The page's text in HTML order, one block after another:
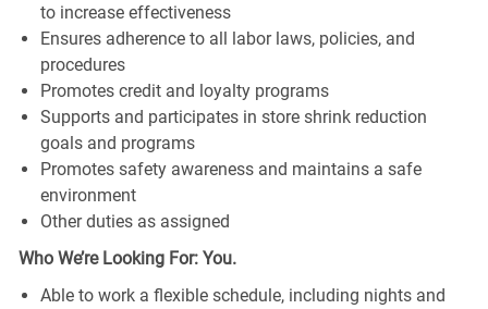
to increase effectiveness
Ensures adherence to all labor laws, policies, and
procedures
Promotes credit and loyalty programs
Supports and participates in store shrink reduction
goals and programs
Promotes safety awareness and maintains a safe
environment
Other duties as assigned
Who We’re Looking For: You.
Able to work a flexible schedule, including nights and